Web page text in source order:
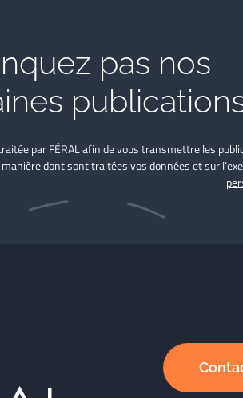
pas nos
par FÉRAL afin de vous transmettre les
dont sont traitées vos données et sur